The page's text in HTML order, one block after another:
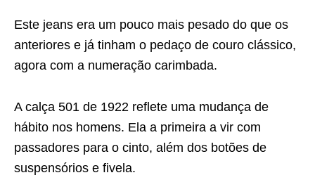
Este jeans era um pouco mais pesado do que os
anteriores e já tinham o pedaço de couro clássico,
agora com a numeração carimbada.
A calça 501 de 1922 reflete uma mudança de
hábito nos homens. Ela a primeira a vir com
passadores para o cinto, além dos botões de
suspensórios e fivela.